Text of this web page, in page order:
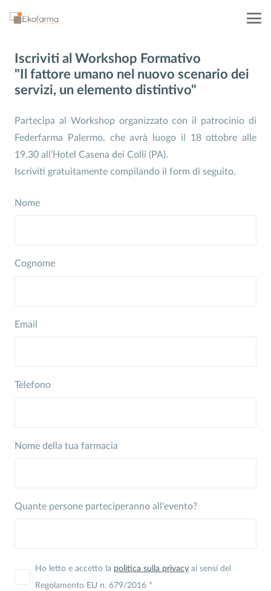
Iscriviti al Workshop Formativo
"Il fattore umano nel nuovo scenario dei
servizi, un elemento distintivo"
Partecipa al Workshop organizzato con il patrocinio di
Federfarma Palermo, che avrà luogo il 18 ottobre alle
19.30 all’Hotel Casena dei Colli (PA).
Iscriviti gratuitamente compilando il form di seguito.
Nome
Cognome
Email
Telefono
Nome della tua farmacia
Quante persone parteciperanno all'evento?
Ho letto e accetto la politica sulla privacy ai sensi del
Regolamento EU n. 679/2016 *